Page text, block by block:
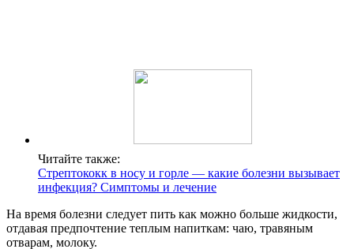
Читайте также:
Стрептококк в носу и горле — какие болезни вызывает
инфекция? Симптомы и лечение
На время болезни следует пить как можно больше жидкости,
отдавая предпочтение теплым напиткам: чаю, травяным
отварам, молоку.